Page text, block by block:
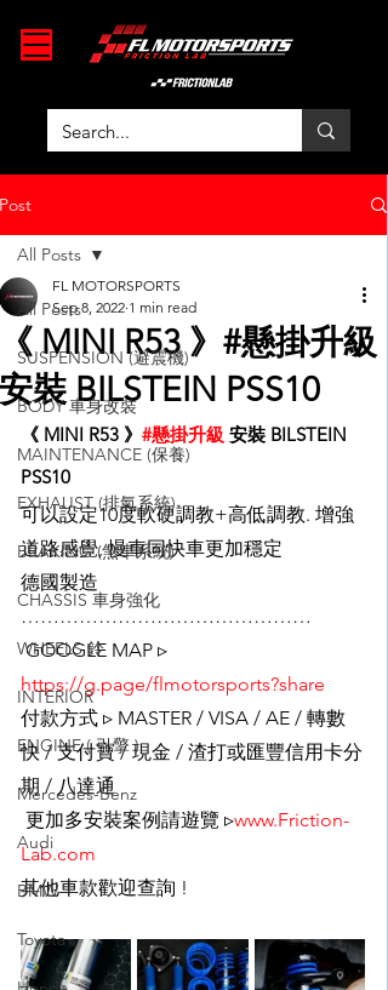
Post
All Posts
SUSPENSION (避震機)
BODY 車身改裝
MAINTENANCE (保養)
EXHAUST (排氣系統)
BRAKING (煞車系統)
CHASSIS 車身強化
WHEELS 鈴
INTERIOR
ENGINE ( 引擎 )
Mercedes-Benz
Audi
BMW
Toyota
All Posts
《 MINI R53 》#懸掛升級
安裝 BILSTEIN PSS10
FL MOTORSPORTS
Sep 8, 2022 1 min read
《 MINI R53 》 #懸掛升級 安裝 BILSTEIN
PSS10
可以設定10度軟硬調教+高低調教. 增強
道路感覺, 慢車同快車更加穩定
德國製造
………………………………………
GOOGLE MAP ▹
https://g.page/flmotorsports?share
付款方式 ▹ MASTER / VISA / AE / 轉數
快 / 支付寶 / 現金 / 渣打或匯豐信用卡分
期 / 八達通
更加多安裝案例請遊覽 ▹www.Friction-
Lab.com
其他車款歡迎查詢 !